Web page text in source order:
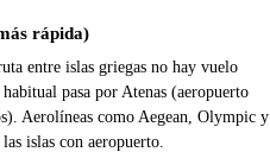
rápida)
entre islas griegas no hay vuelo
pasa por Atenas (aeropuerto
Aerolíneas como Aegean, Olympic y
islas con aeropuerto.